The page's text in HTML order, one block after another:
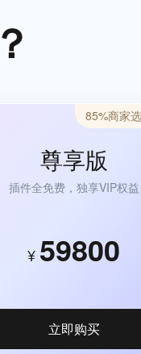
尊享版
插件全免费，独享VIP权益
¥ 59800
立即购买
85%商家